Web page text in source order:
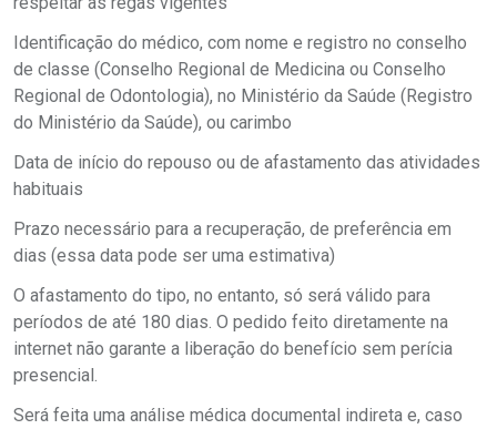
Identificação do médico, com nome e registro no conselho
de classe (Conselho Regional de Medicina ou Conselho
Regional de Odontologia), no Ministério da Saúde (Registro
do Ministério da Saúde), ou carimbo
Data de início do repouso ou de afastamento das atividades
habituais
Prazo necessário para a recuperação, de preferência em
dias (essa data pode ser uma estimativa)
O afastamento do tipo, no entanto, só será válido para
períodos de até 180 dias. O pedido feito diretamente na
internet não garante a liberação do benefício sem perícia
presencial.
Será feita uma análise médica documental indireta e, caso